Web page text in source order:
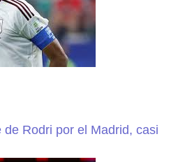
de Rodri por el Madrid, casi